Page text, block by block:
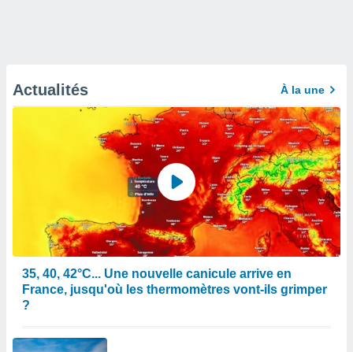
Actualités À la une
35, 40, 42°C... Une nouvelle canicule arrive en
France, jusqu'où les thermomètres vont-ils grimper
?